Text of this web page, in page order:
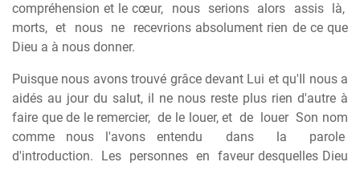
compréhension et le cœur,
nous serions alors assis là,
morts, et nous ne
recevrions absolument rien de ce que
Dieu a à nous donner.
Puisque nous avons trouvé grâce devant Lui et qu'Il nous a
aidés au jour du salut, il ne nous reste plus rien d'autre à
faire que de le remercier, de le louer, et de louer Son nom
comme nous l'avons entendu
dans la
parole
d'introduction.
Les personnes en faveur desquelles Dieu